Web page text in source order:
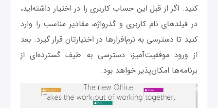
کنید. اگر از قبل این حساب ‌کاربری را در اختیار داشته‌اید،
در فیلد‌های نام کاربری و گذرواژه، مقادیر مناسب را وارد
کنید تا دسترسی به نرم‌افزارها در اختیارتان قرار گیرد. بعد
از ورود موفقیت‌آمیز، دسترسی به طیف گسترده‌ای از
برنامه‌ها امکان‌پذیر خواهد بود.